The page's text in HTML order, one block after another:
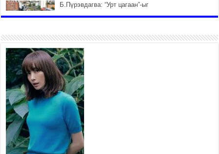
Б.Пүрэвдагва: “Урт цагаан”-ыг
2026 оны 7 сар 21 / 16 цаг 47 минут
Тусгай замын автобус /BRT/
төслийн удирдах хорооны
ээлжит хуралдаан боллоо
2026 оны 7 сар 21 / 16 цаг 43 минут
Ерөнхий сайд Н.Учрал БНХАУ-
аас Монгол Улсад суугаа
Элчин сайд Шэнь
Миньжюанийг хүлээн авч
уулзав
2026 оны 7 сар 21 / 16 цаг 39 минут